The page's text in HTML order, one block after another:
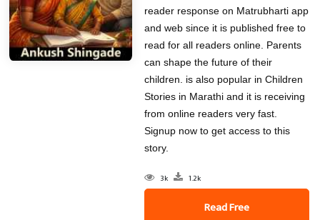
reader response on Matrubharti app
and web since it is published free to
read for all readers online. Parents
can shape the future of their
children. is also popular in Children
Stories in Marathi and it is receiving
from online readers very fast.
Signup now to get access to this
story.
3k 1.2k
Read Free